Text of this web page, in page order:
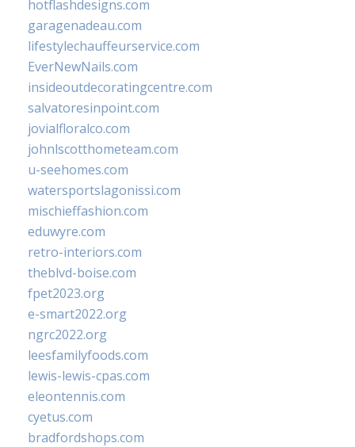
hotflashdesigns.com
garagenadeau.com
lifestylechauffeurservice.com
EverNewNails.com
insideoutdecoratingcentre.com
salvatoresinpoint.com
jovialfloralco.com
johnlscotthometeam.com
u-seehomes.com
watersportslagonissi.com
mischieffashion.com
eduwyre.com
retro-interiors.com
theblvd-boise.com
fpet2023.org
e-smart2022.org
ngrc2022.org
leesfamilyfoods.com
lewis-lewis-cpas.com
eleontennis.com
cyetus.com
bradfordshops.com